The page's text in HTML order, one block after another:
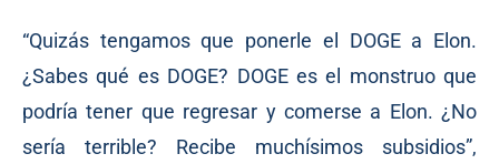
“Quizás tengamos que ponerle el DOGE a Elon.
¿Sabes qué es DOGE? DOGE es el monstruo que
podría tener que regresar y comerse a Elon. ¿No
sería terrible? Recibe muchísimos subsidios”,